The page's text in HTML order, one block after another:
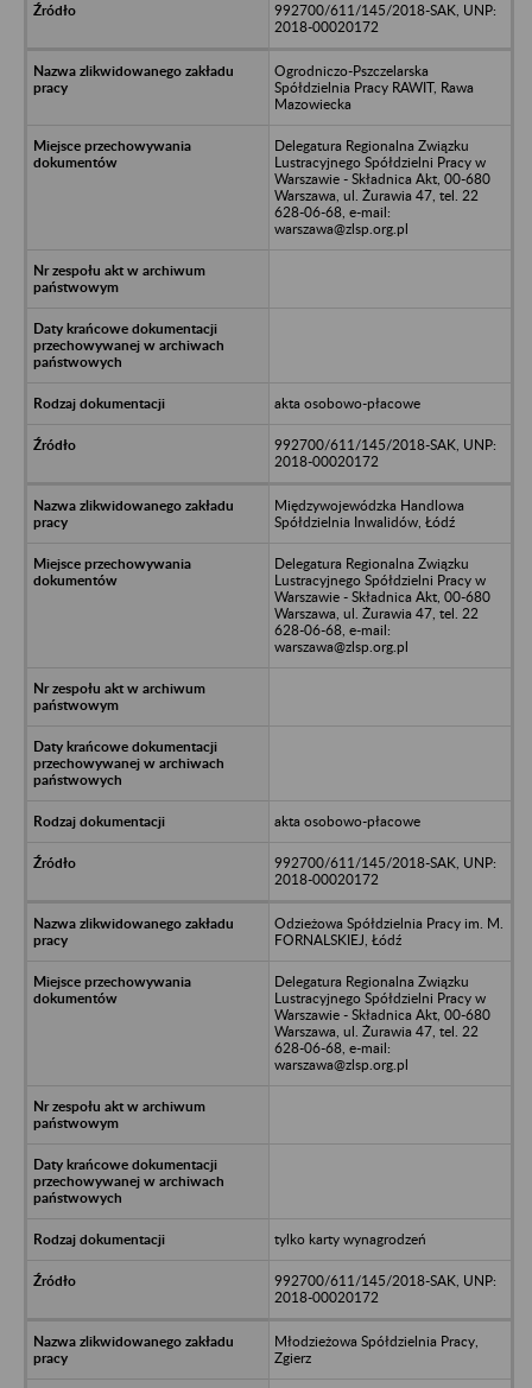
992700/611/145/2018-SAK, UNP:
2018-00020172
Ogrodniczo-Pszczelarska
Spółdzielnia Pracy RAWIT, Rawa
Mazowiecka
Delegatura Regionalna Związku
Lustracyjnego Spółdzielni Pracy w
Warszawie - Składnica Akt, 00-680
Warszawa, ul. Żurawia 47, tel. 22
628-06-68, e-mail:
warszawa@zlsp.org.pl
akta osobowo-płacowe
992700/611/145/2018-SAK, UNP:
2018-00020172
Międzywojewódzka Handlowa
Spółdzielnia Inwalidów, Łódź
Delegatura Regionalna Związku
Lustracyjnego Spółdzielni Pracy w
Warszawie - Składnica Akt, 00-680
Warszawa, ul. Żurawia 47, tel. 22
628-06-68, e-mail:
warszawa@zlsp.org.pl
akta osobowo-płacowe
992700/611/145/2018-SAK, UNP:
2018-00020172
Odzieżowa Spółdzielnia Pracy im. M.
FORNALSKIEJ, Łódź
Delegatura Regionalna Związku
Lustracyjnego Spółdzielni Pracy w
Warszawie - Składnica Akt, 00-680
Warszawa, ul. Żurawia 47, tel. 22
628-06-68, e-mail:
warszawa@zlsp.org.pl
tylko karty wynagrodzeń
992700/611/145/2018-SAK, UNP:
2018-00020172
Młodzieżowa Spółdzielnia Pracy,
Zgierz